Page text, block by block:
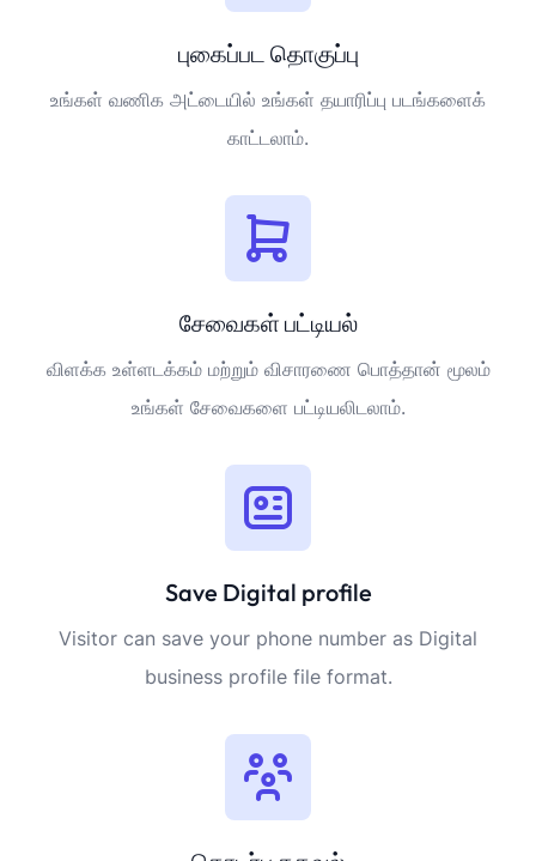
புகைப்பட தொகுப்பு
உங்கள் வணிக அட்டையில் உங்கள் தயாரிப்பு படங்களைக்
காட்டலாம்.
சேவைகள் பட்டியல்
விளக்க உள்ளடக்கம் மற்றும் விசாரணை பொத்தான் மூலம்
உங்கள் சேவைகளை பட்டியலிடலாம்.
Save Digital profile
Visitor can save your phone number as Digital
business profile file format.